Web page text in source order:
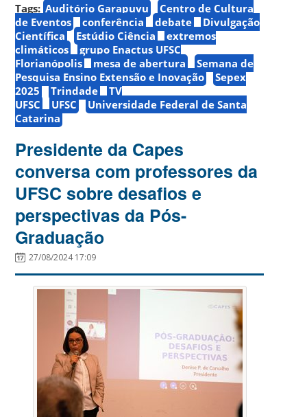
Tags: Auditório Garapuvu
Centro de Cultura
de Eventos
conferência debate
Divulgação
Científica
Estúdio Ciência
extremos
climáticos
grupo Enactus UFSC
Florianópolis
mesa de abertura
Semana de
Pesquisa Ensino Extensão e Inovação
Sepex
2025
Trindade
TV
UFSC
UFSC
Universidade Federal de Santa
Catarina
Presidente da Capes
conversa com professores da
UFSC sobre desafios e
perspectivas da Pós-
Graduação
27/08/2024 17:09